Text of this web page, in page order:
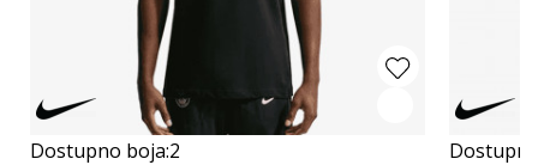
Dostupno boja:2